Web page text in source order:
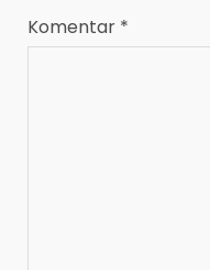
Komentar *